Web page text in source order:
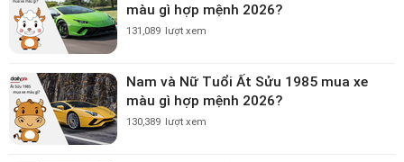
màu gì hợp mệnh 2026?
131,089 lượt xem
Nam và Nữ Tuổi Ất Sửu 1985 mua xe
màu gì hợp mệnh 2026?
130,389 lượt xem